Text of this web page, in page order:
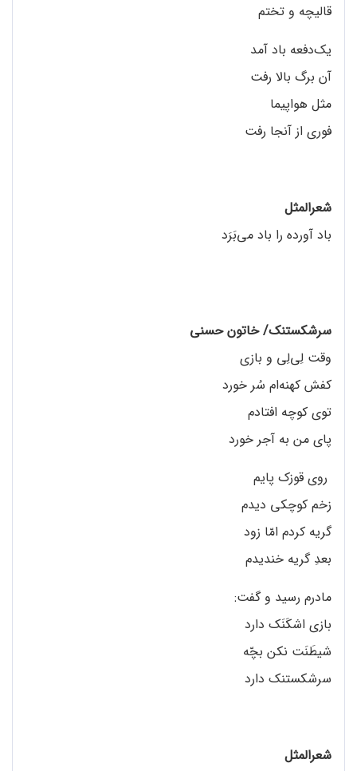
قالیچه و تختم
یک‌دفعه باد آمد
آن برگ بالا رفت
مثل هواپیما
فوری از آنجا رفت
شعرالمثل
باد آورده را باد می‌بَرَد
سرشکستنک/ خاتون حسنی
وقت لِی‌لِی و بازی
کفش کهنه‌ام سُر خورد
توی کوچه افتادم
پای من به آجر خورد
روی قوزک پایم
زخم کوچکی دیدم
گریه کردم امّا زود
بعدِ گریه خندیدم
مادرم رسید و گفت:
بازی اشکَنَک دارد
شیطَنَت نکن بچّه
سرشکستنک دارد
شعرالمثل